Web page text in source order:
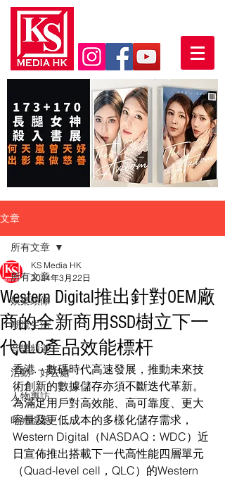
文章
所有文章
娛樂頭條
潮流生活
音樂頻道
活動・好去處
人物專訪
時光檔案
所有文章
Western Digital推出針對OEM廠
商的全新商用SSD樹立下一
代QLC產品效能標杆
KS Media HK
2024年3月22日
香港 – 數碼時代高速發展，推動未來技
術創新的數據儲存亦須不斷迭代革新。
為滿足用戶對高效能、高可靠度、更大
容量及更低成本的多樣化儲存需求，
Western Digital（NASDAQ：WDC）近
日宣佈推出搭載下一代高性能四層單元
（Quad-level cell，QLC）的Western